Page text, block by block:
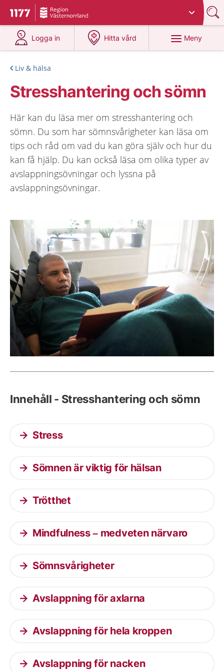
Till startsidan för 1177
Du har valt region
Logga in
på 1177.se
Hitta vård
på 1177.se
Meny
Liv & hälsa
Stresshantering och sömn
Här kan du läsa mer om stresshantering och
sömn. Du som har sömnsvårigheter kan läsa om
tips och råd om vad du kan göra själv och hur du
kan få hjälp. Du kan också läsa om olika typer av
avslappningsövningar och lyssna på
avslappningsövningar.
Innehåll - Stresshantering och sömn
Stress
Sömnen är viktig för hälsan
Trötthet
Mindfulness – medveten närvaro
Sömnsvårigheter
Avslappning för axlarna
Avslappning för hela kroppen
Avslappning för nacken